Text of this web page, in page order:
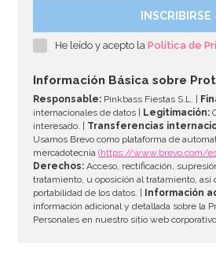
INSCRIBIRSE
He leído y acepto laPolítica de
Información Básica sobre
Responsable: Pinkbass Fiestas S.L. |
internacionales de datos |
Legitimación:
interesado. | Transferencias
Usamos Brevo como plataforma de
mercadotecnia(https://www.brevo.com/
Derechos: Acceso, rectificación,
tratamiento, u oposición al tratamiento, así
portabilidad de los datos. |
Información
información adicional y detallada sobre la
Personales en nuestro sitio web